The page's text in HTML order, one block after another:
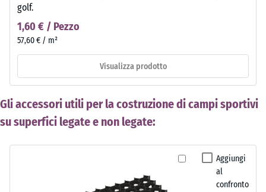
golf.
1,60 € / Pezzo
57,60 € / m²
Visualizza prodotto
Gli accessori utili per la costruzione di campi sportivi
su superfici legate e non legate:
Aggiungi
al
confronto